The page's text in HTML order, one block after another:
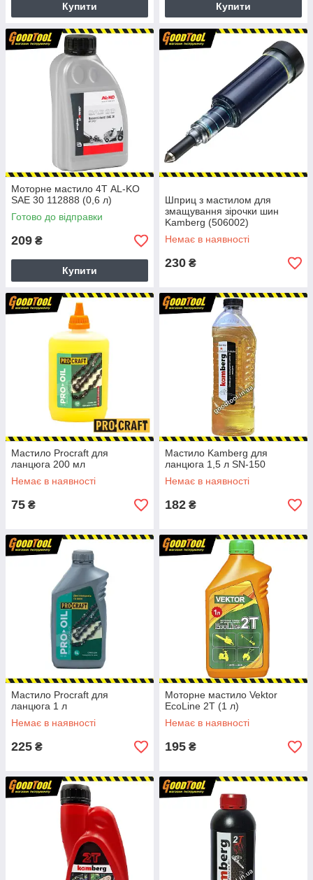
Купити Купити
Моторне мастило 4Т AL-KO
SAE 30 112888 (0,6 л)
Готово до відправки
209 ₴
Купити
Шприц з мастилом для
змащування зірочки шин
Kamberg (506002)
Немає в наявності
230 ₴
Мастило Procraft для
ланцюга 200 мл
Немає в наявності
75 ₴
Мастило Kamberg для
ланцюга 1,5 л SN-150
Немає в наявності
182 ₴
Мастило Procraft для
ланцюга 1 л
Немає в наявності
225 ₴
Моторне мастило Vektor
EcoLine 2T (1 л)
Немає в наявності
195 ₴